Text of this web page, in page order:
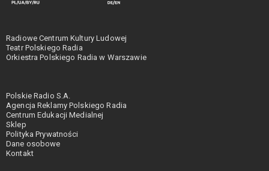
Radiowe Centrum Kultury Ludowej
Teatr Polskiego Radia
Orkiestra Polskiego Radia w Warszawie
Polskie Radio S.A.
Agencja Reklamy Polskiego Radia
Centrum Edukacji Medialnej
Sklep
Polityka Prywatności
Dane osobowe
Kontakt